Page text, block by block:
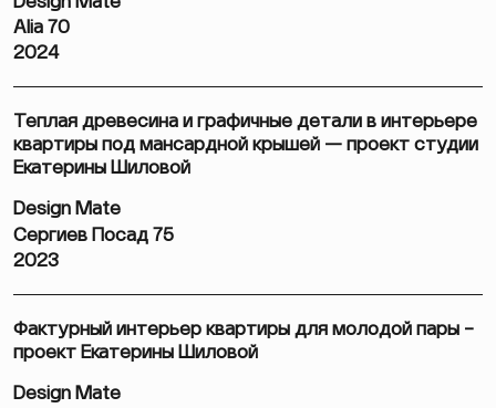
Alia 70
2024
Теплая древесина и графичные детали в интерьере
квартиры под мансардной крышей — проект студии
Екатерины Шиловой
Design Mate
Сергиев Посад 75
2023
Фактурный интерьер квартиры для молодой пары –
проект Екатерины Шиловой
Design Mate